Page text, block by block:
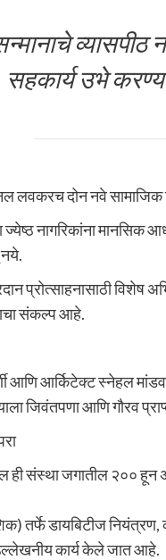
व्यासपीठ
सहकार्य उभे
लवकरच दोन नवे
ज्येष्ठ नागरिकांना मानसिक
प्रोत्साहनासाठी विशेष
संकल्प आहे.
आर्किटेक्ट स्नेहल
जिवंतपणा आणि गौरव
संस्था जगातील २०० हून
तर्फे डायबिटीज नियंत्रण,
कार्य केले जात आहे.